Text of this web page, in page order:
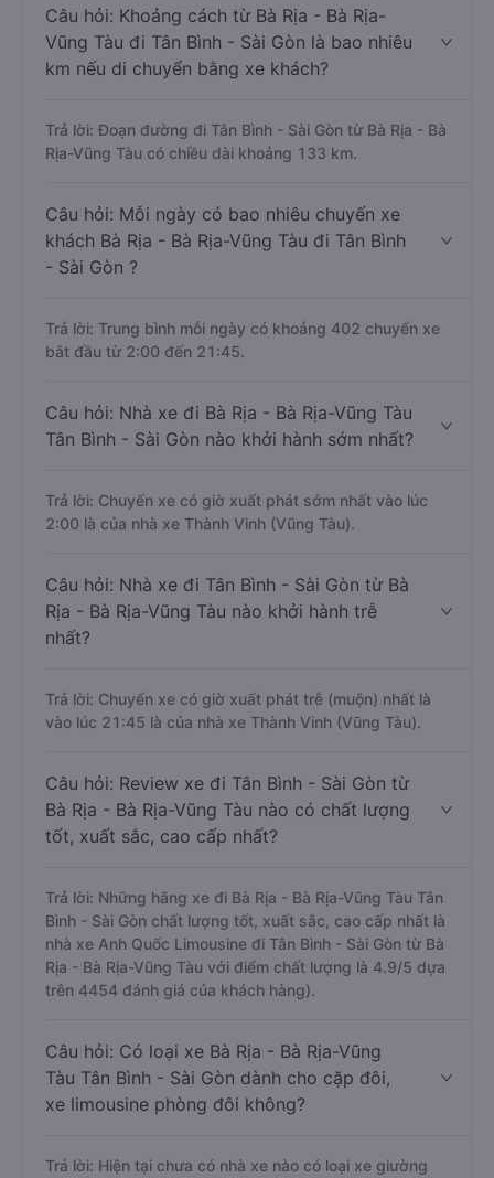
Câu hỏi: Khoảng cách từ Bà Rịa - Bà Rịa-
Vũng Tàu đi Tân Bình - Sài Gòn là bao nhiêu
km nếu di chuyển bằng xe khách?
Trả lời: Đoạn đường đi Tân Bình - Sài Gòn từ Bà Rịa - Bà
Rịa-Vũng Tàu có chiều dài khoảng 133 km.
Câu hỏi: Mỗi ngày có bao nhiêu chuyến xe
khách Bà Rịa - Bà Rịa-Vũng Tàu đi Tân Bình
- Sài Gòn ?
Trả lời: Trung bình mỗi ngày có khoảng 402 chuyến xe
bắt đầu từ 2:00 đến 21:45.
Câu hỏi: Nhà xe đi Bà Rịa - Bà Rịa-Vũng Tàu
Tân Bình - Sài Gòn nào khởi hành sớm nhất?
Trả lời: Chuyến xe có giờ xuất phát sớm nhất vào lúc
2:00 là của nhà xe Thành Vinh (Vũng Tàu).
Câu hỏi: Nhà xe đi Tân Bình - Sài Gòn từ Bà
Rịa - Bà Rịa-Vũng Tàu nào khởi hành trễ
nhất?
Trả lời: Chuyến xe có giờ xuất phát trễ (muộn) nhất là
vào lúc 21:45 là của nhà xe Thành Vinh (Vũng Tàu).
Câu hỏi: Review xe đi Tân Bình - Sài Gòn từ
Bà Rịa - Bà Rịa-Vũng Tàu nào có chất lượng
tốt, xuất sắc, cao cấp nhất?
Trả lời: Những hãng xe đi Bà Rịa - Bà Rịa-Vũng Tàu Tân
Bình - Sài Gòn chất lượng tốt, xuất sắc, cao cấp nhất là
nhà xe Anh Quốc Limousine đi Tân Bình - Sài Gòn từ Bà
Rịa - Bà Rịa-Vũng Tàu với điểm chất lượng là 4.9/5 dựa
trên 4454 đánh giá của khách hàng).
Câu hỏi: Có loại xe Bà Rịa - Bà Rịa-Vũng
Tàu Tân Bình - Sài Gòn dành cho cặp đôi,
xe limousine phòng đôi không?
Trả lời: Hiện tại chưa có nhà xe nào có loại xe giường